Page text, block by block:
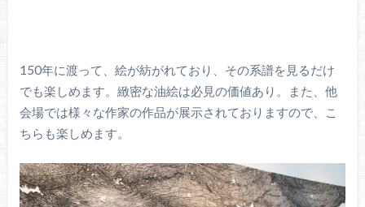
150年に渡って、絵が紡がれており、その系譜を見るだけ
でも楽しめます。緻密な油絵は必見の価値あり。また、他
会場では様々な作家の作品が展示されておりますので、こ
ちらも楽しめます。